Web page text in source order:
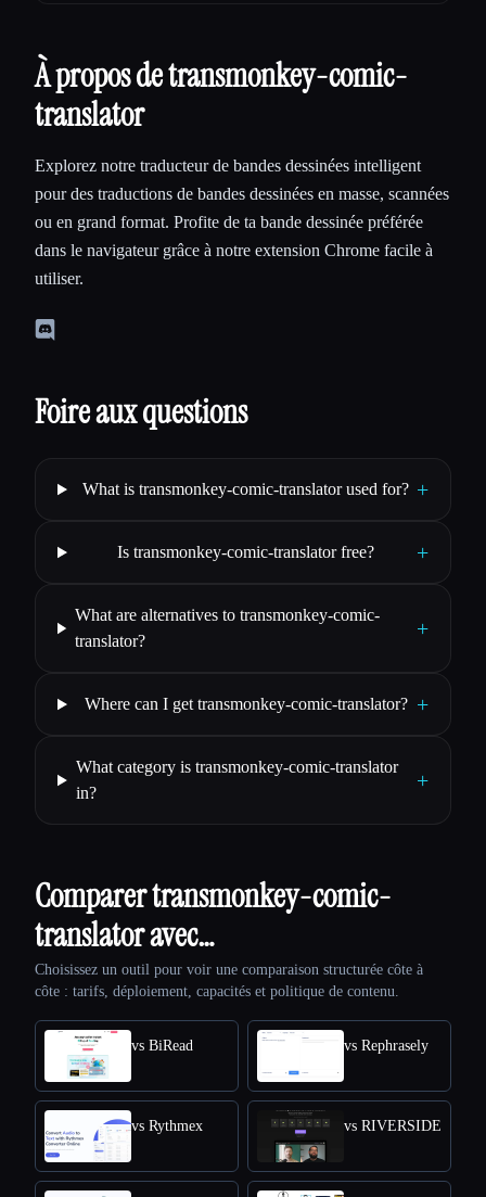
À propos de transmonkey-comic-
translator
Explorez notre traducteur de bandes dessinées intelligent
pour des traductions de bandes dessinées en masse, scannées
ou en grand format. Profite de ta bande dessinée préférée
dans le navigateur grâce à notre extension Chrome facile à
utiliser.
Foire aux questions
What is transmonkey-comic-translator used for? +
Is transmonkey-comic-translator free? +
What are alternatives to transmonkey-comic-
translator?
+
Where can I get transmonkey-comic-translator? +
What category is transmonkey-comic-translator
in?
+
Comparer transmonkey-comic-
translator avec…
Choisissez un outil pour voir une comparaison structurée côte à
côte : tarifs, déploiement, capacités et politique de contenu.
vs BiRead vs Rephrasely
vs Rythmex vs RIVERSIDE